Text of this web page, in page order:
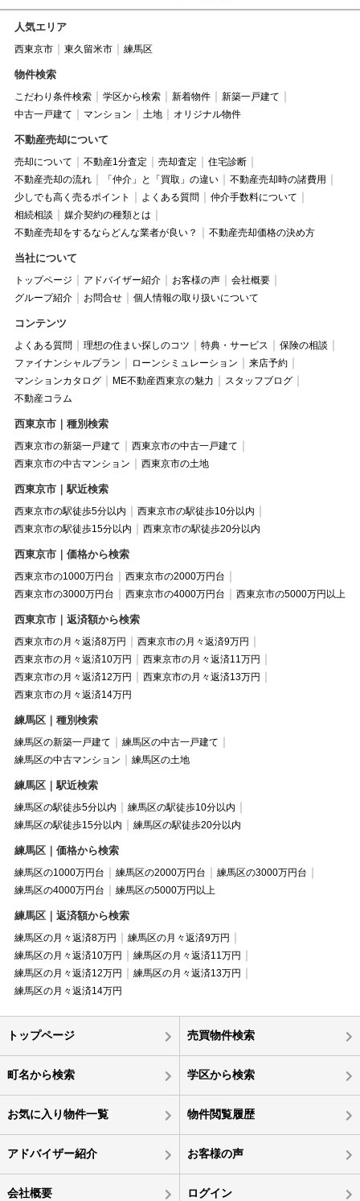
人気エリア
西東京市 東久留米市 練馬区
物件検索
こだわり条件検索 学区から検索 新着物件
新築一戸建て
中古一戸建て
マンション 土地 オリジナル物件
不動産売却について
売却について 不動産1分査定 売却査定
住宅診断
不動産売却の流れ
「仲介」と「買取」の違い
不動産売却時の諸費用
少しでも高く売るポイント
よくある質問
仲介手数料について
相続相談
媒介契約の種類とは
不動産売却をするならどんな業者が良い？
不動産売却価格の決め方
当社について
トップページ アドバイザー紹介 お客様の声
会社概要
グループ紹介
お問合せ 個人情報の取り扱いについて
コンテンツ
よくある質問 理想の住まい探しのコツ 特典・サービス
保険の相談
ファイナンシャルプラン
ローンシミュレーション
来店予約
マンションカタログ
ME不動産西東京の魅力
スタッフブログ
不動産コラム
西東京市｜種別検索
西東京市の新築一戸建て
西東京市の中古一戸建て
西東京市の中古マンション
西東京市の土地
西東京市｜駅近検索
西東京市の駅徒歩5分以内
西東京市の駅徒歩10分以内
西東京市の駅徒歩15分以内
西東京市の駅徒歩20分以内
西東京市｜価格から検索
西東京市の1000万円台
西東京市の2000万円台
西東京市の3000万円台
西東京市の4000万円台 西東京市の5000万円以上
西東京市｜返済額から検索
西東京市の月々返済8万円
西東京市の月々返済9万円
西東京市の月々返済10万円
西東京市の月々返済11万円
西東京市の月々返済12万円
西東京市の月々返済13万円
西東京市の月々返済14万円
練馬区｜種別検索
練馬区の新築一戸建て
練馬区の中古一戸建て
練馬区の中古マンション
練馬区の土地
練馬区｜駅近検索
練馬区の駅徒歩5分以内
練馬区の駅徒歩10分以内
練馬区の駅徒歩15分以内
練馬区の駅徒歩20分以内
練馬区｜価格から検索
練馬区の1000万円台 練馬区の2000万円台
練馬区の3000万円台
練馬区の4000万円台
練馬区の5000万円以上
練馬区｜返済額から検索
練馬区の月々返済8万円
練馬区の月々返済9万円
練馬区の月々返済10万円
練馬区の月々返済11万円
練馬区の月々返済12万円
練馬区の月々返済13万円
練馬区の月々返済14万円
トップページ 売買物件検索
町名から検索 学区から検索
お気に入り物件一覧 物件閲覧履歴
アドバイザー紹介 お客様の声
会社概要 ログイン